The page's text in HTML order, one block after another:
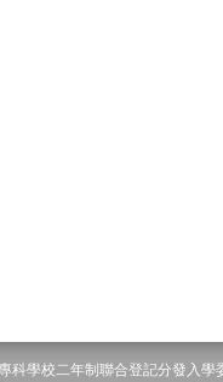
科學校二年制聯合登記分發